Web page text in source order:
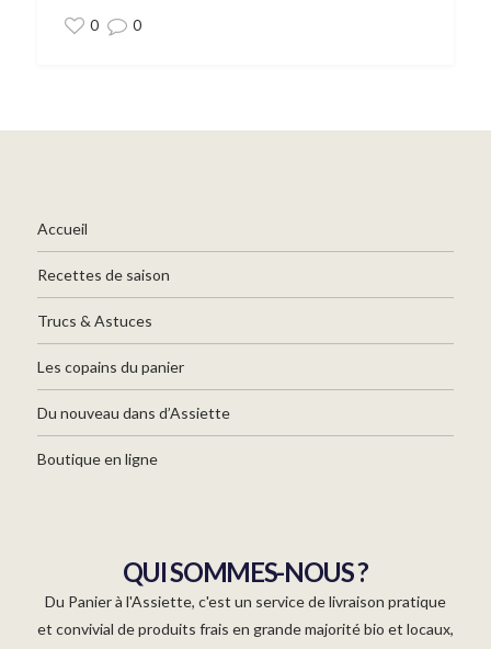
0 0
Accueil
Recettes de saison
Trucs & Astuces
Les copains du panier
Du nouveau dans d’Assiette
Boutique en ligne
QUI SOMMES-NOUS ?
Du Panier à l'Assiette, c'est un service de livraison pratique
et convivial de produits frais en grande majorité bio et locaux,